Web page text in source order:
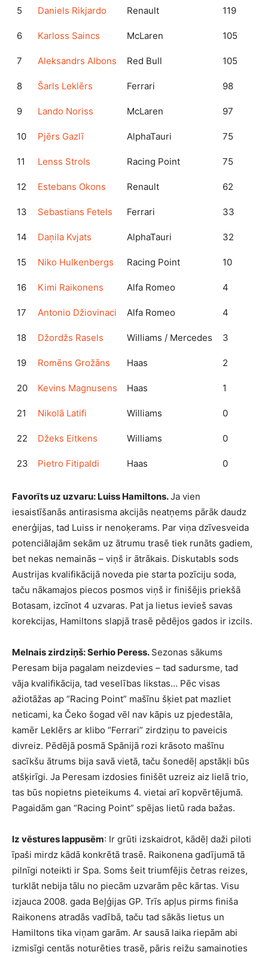
5 Daniels Rikjardo Renault 119
6 Karloss Saincs McLaren 105
7 Aleksandrs Albons Red Bull 105
8 Šarls Leklērs Ferrari 98
9 Lando Noriss McLaren 97
10 Pjērs Gazlī AlphaTauri 75
11 Lenss Strols Racing Point 75
12 Estebans Okons Renault 62
13 Sebastians Fetels Ferrari 33
14 Daņila Kvjats AlphaTauri 32
15 Niko Hulkenbergs Racing Point 10
16 Kimi Raikonens Alfa Romeo 4
17 Antonio Džiovinaci Alfa Romeo 4
18 Džordžs Rasels Williams / Mercedes 3
19 Romēns Grožāns Haas 2
20 Kevins Magnusens Haas 1
21 Nikolā Latifi Williams 0
22 Džeks Eitkens Williams 0
23 Pietro Fitipaldi Haas 0
Favorīts uz uzvaru: Luiss Hamiltons.Ja vien
iesaistīšanās antirasisma akcijās neatņems pārāk daudz
enerģijas, tad Luiss ir nenoķerams. Par viņa dzīvesveida
potenciālajām sekām uz ātrumu trasē tiek runāts gadiem,
bet nekas nemainās – viņš ir ātrākais. Diskutabls sods
Austrijas kvalifikācijā noveda pie starta pozīciju soda,
taču nākamajos piecos posmos viņš ir finišējis priekšā
Botasam, izcīnot 4 uzvaras. Pat ja lietus ievieš savas
korekcijas, Hamiltons slapjā trasē pēdējos gados ir izcils.
Melnais zirdziņš: Serhio Peress. Sezonas sākums
Peresam bija pagalam neizdevies – tad sadursme, tad
vāja kvalifikācija, tad veselības likstas… Pēc visas
ažiotāžas ap “Racing Point” mašīnu šķiet pat mazliet
neticami, ka Čeko šogad vēl nav kāpis uz pjedestāla,
kamēr Leklērs ar klibo “Ferrari” zirdziņu to paveicis
divreiz. Pēdējā posmā Spānijā rozi krāsoto mašīnu
sacīkšu ātrums bija savā vietā, taču šonedēļ apstākļi būs
atšķirīgi. Ja Peresam izdosies finišēt uzreiz aiz lielā trio,
tas būs nopietns pieteikums 4. vietai arī kopvērtējumā.
Pagaidām gan “Racing Point” spējas lietū rada bažas.
Iz vēstures lappusēm: Ir grūti izskaidrot, kādēļ daži piloti
īpaši mirdz kādā konkrētā trasē. Raikonena gadījumā tā
pilnīgi noteikti ir Spa. Soms šeit triumfējis četras reizes,
turklāt nebija tālu no piecām uzvarām pēc kārtas. Visu
izjauca 2008. gada Beļģijas GP. Trīs apļus pirms finiša
Raikonens atradās vadībā, taču tad sākās lietus un
Hamiltons tika viņam garām. Ar sausā laika riepām abi
izmisīgi centās noturēties trasē, pāris reižu samainoties